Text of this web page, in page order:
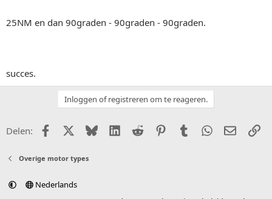
25NM en dan 90graden - 90graden - 90graden.
succes.
Inloggen of registreren om te reageren.
Delen: FacebookX (Twitter)
BlueskyLinkedIn
Reddit PinterestTumblr WhatsApp
E-mail
Overige motor types
Nederlands